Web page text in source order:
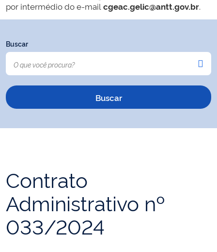
por intermédio do e-mail cgeac.gelic@antt.gov.br.
Buscar
Contrato
Administrativo nº
033/2024